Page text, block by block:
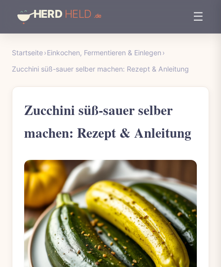
☰
Startseite›Einkochen, Fermentieren & Einlegen ›
Zucchini süß-sauer selber machen: Rezept & Anleitung
Zucchini süß-sauer selber
machen: Rezept & Anleitung